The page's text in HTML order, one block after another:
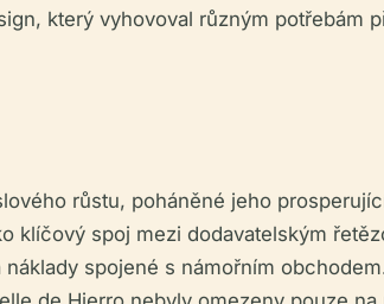
který vyhovoval různým potřebám
růstu, poháněné jeho
klíčový spoj mezi dodavatelským
spojené s námořním